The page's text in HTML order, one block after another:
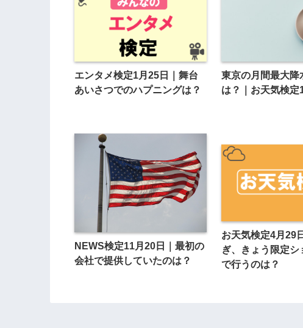
エンタメ検定1月25日｜舞台
あいさつでのハプニングは？
東京の月間最大降
は？｜お天気検定
NEWS検定11月20日｜最初の
会社で提供していたのは？
お天気検定4月29
ぎ、きょう限定シ
で行うのは？